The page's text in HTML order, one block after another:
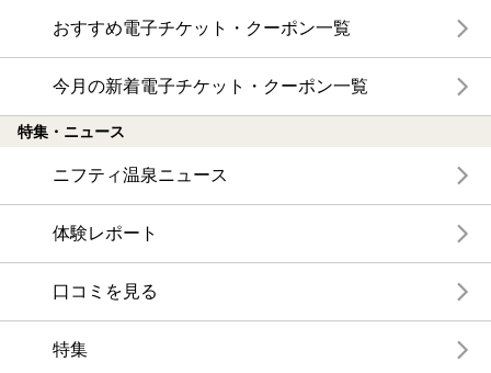
おすすめ電子チケット・クーポン一覧
今月の新着電子チケット・クーポン一覧
特集・ニュース
ニフティ温泉ニュース
体験レポート
口コミを見る
特集